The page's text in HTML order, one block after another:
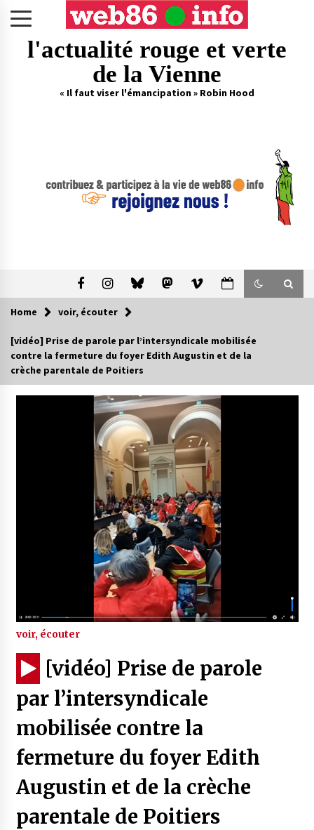
l'actualité rouge et verte
de la Vienne
« Il faut viser l'émancipation » Robin Hood
Home voir, écouter
[vidéo] Prise de parole par l’intersyndicale mobilisée
contre la fermeture du foyer Edith Augustin et de la
crèche parentale de Poitiers
voir, écouter
[vidéo] Prise de parole
par l’intersyndicale
mobilisée contre la
fermeture du foyer Edith
Augustin et de la crèche
parentale de Poitiers